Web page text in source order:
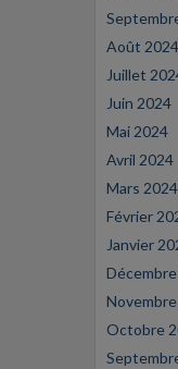
Août 2024
Juillet
Juin 2024
Mai 2024
Avril 2024
Mars 2024
Février
Janvier
Octobre